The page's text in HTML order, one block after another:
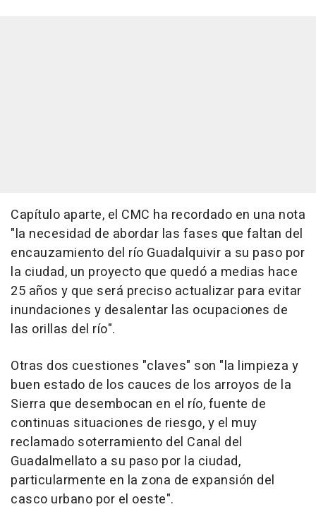
Capítulo aparte, el CMC ha recordado en una nota
"la necesidad de abordar las fases que faltan del
encauzamiento del río Guadalquivir a su paso por
la ciudad, un proyecto que quedó a medias hace
25 años y que será preciso actualizar para evitar
inundaciones y desalentar las ocupaciones de
las orillas del río".
Otras dos cuestiones "claves" son "la limpieza y
buen estado de los cauces de los arroyos de la
Sierra que desembocan en el río, fuente de
continuas situaciones de riesgo, y el muy
reclamado soterramiento del Canal del
Guadalmellato a su paso por la ciudad,
particularmente en la zona de expansión del
casco urbano por el oeste".